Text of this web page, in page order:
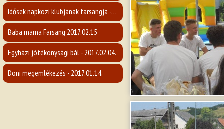
Idősek napközi klubjának farsangja - 2017.02.16.
Baba mama Farsang 2017.02.15
Egyházi jótékonysági bál - 2017.02.04.
Doni megemlékezés - 2017.01.14.